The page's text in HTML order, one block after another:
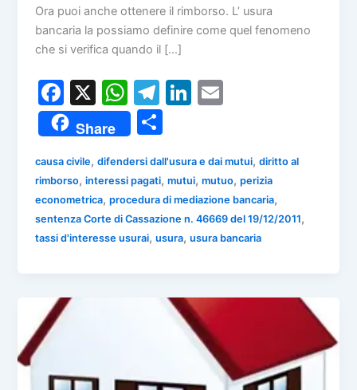
Ora puoi anche ottenere il rimborso. L’ usura
bancaria la possiamo definire come quel fenomeno
che si verifica quando il […]
F
a
c
e
b
o
o
X
W
h
at
s
A
p
p
T
el
e
gr
a
m
Li
e
dI
n
l
Share
n
di
vi
di
causa civile,difendersi dall'usura e dai mutui,diritto al
rimborso,interessi pagati,mutui,mutuo,perizia
econometrica,procedura di mediazione bancaria,
sentenza Corte di Cassazione n. 46669 del 19/12/2011,
tassi d'interesse usurai,usura,usura bancaria